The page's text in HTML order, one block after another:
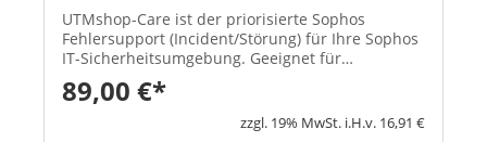
UTMshop-Care ist der priorisierte Sophos
Fehlersupport (Incident/Störung) für Ihre Sophos
IT-Sicherheitsumgebung. Geeignet für
Unternehmen, die einen externen Sophos
Support mit SLA und planbaren Reaktionszeiten
benötigen. Sie erhalten definiert...
89,00 €*
zzgl. 19% MwSt. i.H.v. 16,91 €